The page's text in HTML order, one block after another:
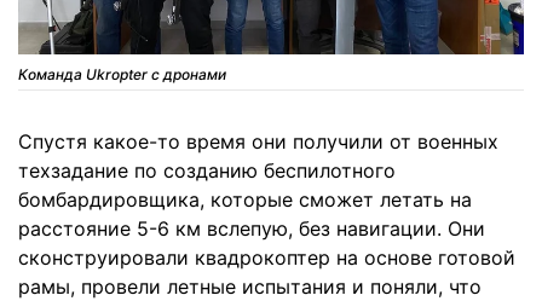
Команда Ukropter с дронами
Спустя какое-то время они получили от военных
техзадание по созданию беспилотного
бомбардировщика, которые сможет летать на
расстояние 5-6 км вслепую, без навигации. Они
сконструировали квадрокоптер на основе готовой
рамы, провели летные испытания и поняли, что